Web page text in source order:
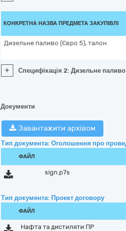
КОНКРЕТНА НАЗВА ПРЕДМЕТА ЗАКУПІВЛІ
Дизельне паливо (Євро 5), талон
+ Специфікація 2: Дизельне
Документи
Завантажити архівом
Тип документа: Оголошення про
ФАЙЛ
sign.p7s
Тип документа: Проект договору
ФАЙЛ
Нафта та дистиляти ПР